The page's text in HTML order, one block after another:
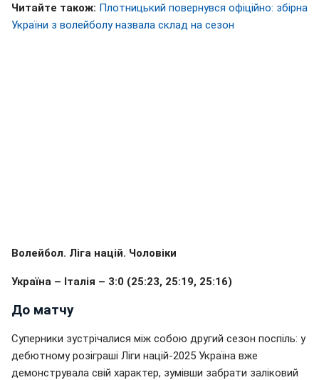
Читайте також: Плотницький повернувся офіційно: збірна
України з волейболу назвала склад на сезон
Волейбол. Ліга націй. Чоловіки
Україна – Італія – 3:0 (25:23, 25:19, 25:16)
До матчу
Суперники зустрічалися між собою другий сезон поспіль: у
дебютному розіграші Ліги націй-2025 Україна вже
демонструвала свій характер, зумівши забрати заліковий